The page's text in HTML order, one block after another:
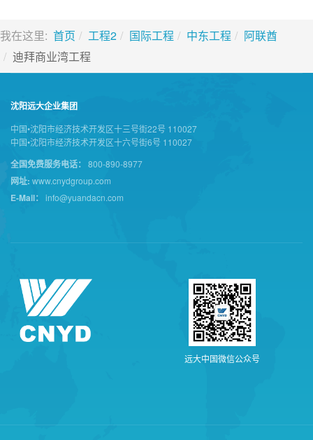
我在这里: 首页 工程2 国际工程 中东工程
阿联酋
迪拜商业湾工程
沈阳远大企业集团
中国•沈阳市经济技术开发区十三号街22号 110027
中国•沈阳市经济技术开发区十六号街6号 110027
全国免费服务电话： 800-890-8977
网址: www.cnydgroup.com
E-Mail： info@yuandacn.com
远大中 国微信公众号